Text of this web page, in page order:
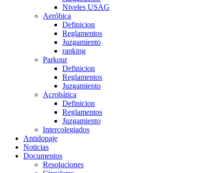
Niveles USAG
Aeróbica
Definicion
Reglamentos
Juzgamiento
ranking
Parkour
Definicion
Reglamentos
Juzgamiento
Acrobática
Definicion
Reglamentos
Juzgamiento
Intercolegiados
Antidopaje
Noticias
Documentos
Resoluciones